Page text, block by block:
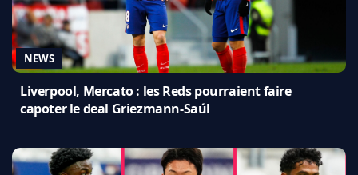
NEWS
Liverpool, Mercato : les Reds pourraient faire
capoter le deal Griezmann-Saúl